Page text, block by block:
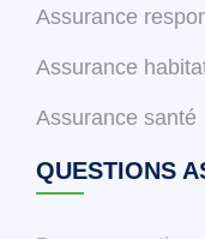
Assurance
Assurance
Assurance santé
QUESTIONS